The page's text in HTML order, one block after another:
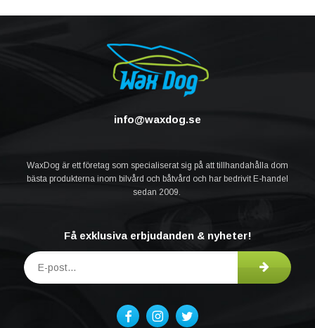
info@waxdog.se
WaxDog är ett företag som specialiserat sig på att tillhandahålla dom
bästa produkterna inom bilvård och båtvård och har bedrivit E-handel
sedan 2009.
Få exklusiva erbjudanden & nyheter!